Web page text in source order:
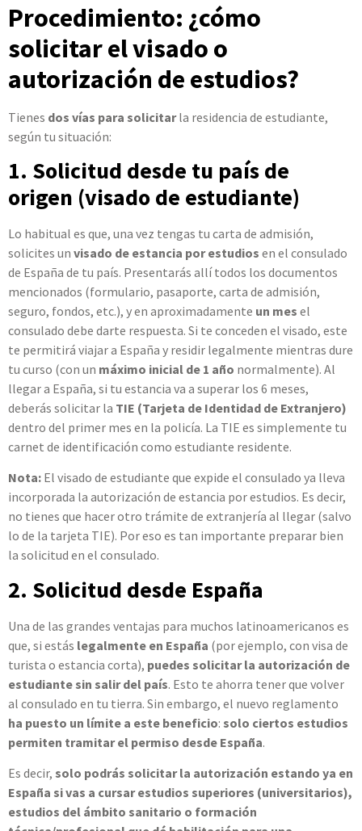
Procedimiento: ¿cómo
solicitar el visado o
autorización de estudios?
Tienes dos vías para solicitarla residencia de estudiante,
según tu situación:
1. Solicitud desde tu país de
origen (visado de estudiante)
Lo habitual es que, una vez tengas tu carta de admisión,
solicites un visado de estancia por estudios en el consulado
de España de tu país. Presentarás allí todos los documentos
mencionados (formulario, pasaporte, carta de admisión,
seguro, fondos, etc.), y en aproximadamente un mes el
consulado debe darte respuesta. Si te conceden el visado, este
te permitirá viajar a España y residir legalmente mientras dure
tu curso (con un máximo inicial de 1 año normalmente). Al
llegar a España, si tu estancia va a superar los 6 meses,
deberás solicitar la TIE (Tarjeta de Identidad de Extranjero)
dentro del primer mes en la policía. La TIE es simplemente tu
carnet de identificación como estudiante residente.
Nota: El visado de estudiante que expide el consulado ya lleva
incorporada la autorización de estancia por estudios. Es decir,
no tienes que hacer otro trámite de extranjería al llegar (salvo
lo de la tarjeta TIE). Por eso es tan importante preparar bien
la solicitud en el consulado.
2. Solicitud desde España
Una de las grandes ventajas para muchos latinoamericanos es
que, si estás legalmente en España (por ejemplo, con visa de
turista o estancia corta), puedes solicitar la autorización de
estudiante sin salir del país. Esto te ahorra tener que volver
al consulado en tu tierra. Sin embargo, el nuevo reglamento
ha puesto un límite a este beneficio: solo ciertos estudios
permiten tramitar el permiso desde España.
Es decir, solo podrás solicitar la autorización estando ya en
España si vas a cursar estudios superiores (universitarios),
estudios del ámbito sanitario o formación